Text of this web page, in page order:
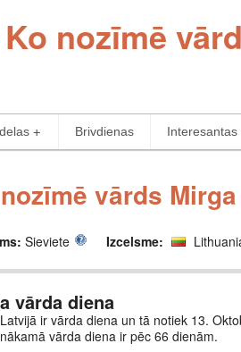
nozīmē
Brivdienas Interesantas
vārds
Sieviete Izcelsme:
vārda diena
ir vārda diena un tā notiek 13.
vārda diena ir pēc 66 dienām.